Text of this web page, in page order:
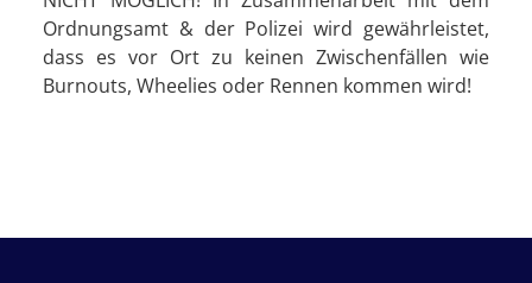
Ordnungsamt & der Polizei wird gewährleistet,
dass es vor Ort zu keinen Zwischenfällen wie
Burnouts, Wheelies oder Rennen kommen wird!